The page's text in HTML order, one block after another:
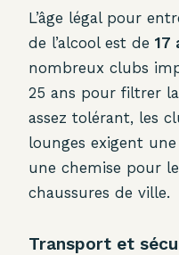
L’âge légal pour
de l’alcool est de 17
nombreux clubs
25 ans pour filtrer
assez tolérant, les
lounges exigent
une chemise pour
chaussures de ville.
Transport et